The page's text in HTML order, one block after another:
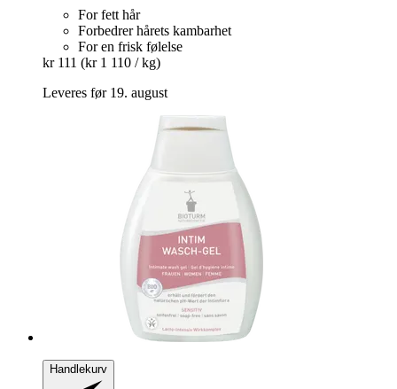
For fett hår
Forbedrer hårets kambarhet
For en frisk følelse
kr 111 (kr 1 110 / kg)
Leveres før 19. august
Handlekurv